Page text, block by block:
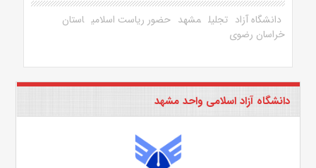
دانشگاه آزاد تجلیل مشهد حضور ریاست اسلامی استان
خراسان رضوی
دانشگاه آزاد اسلامی واحد مشهد